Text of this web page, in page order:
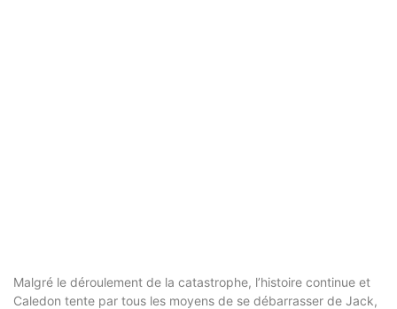
Malgré le déroulement de la catastrophe, l’histoire continue et
Caledon tente par tous les moyens de se débarrasser de Jack,